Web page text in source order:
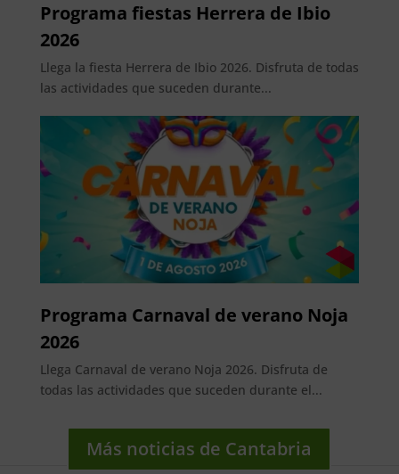
Programa fiestas Herrera de Ibio
2026
Llega la fiesta Herrera de Ibio 2026. Disfruta de todas
las actividades que suceden durante...
Programa Carnaval de verano Noja
2026
Llega Carnaval de verano Noja 2026. Disfruta de
todas las actividades que suceden durante el...
Más noticias de Cantabria